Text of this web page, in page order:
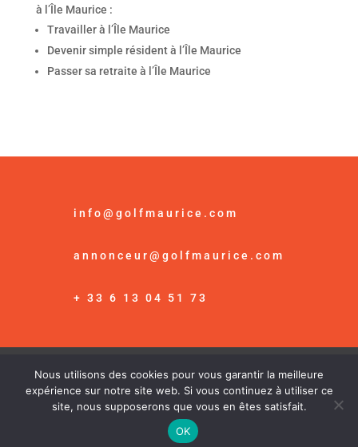
à l’Île Maurice :
Travailler à l’Île Maurice
Devenir simple résident à l’Île Maurice
Passer sa retraite à l’Île Maurice
info@golfmaurice.com
annonceur@golfmaurice.com
+ 33 6 13 04 51 73
© Golf Maurice /Mention Légales
Nous utilisons des cookies pour vous garantir la meilleure
expérience sur notre site web. Si vous continuez à utiliser ce
site, nous supposerons que vous en êtes satisfait.
OK